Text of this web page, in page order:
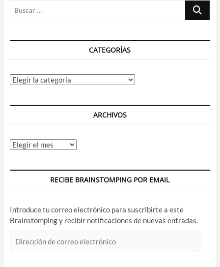
Buscar
CATEGORÍAS
Categorías
ARCHIVOS
Archivos
RECIBE BRAINSTOMPING POR EMAIL
Introduce tu correo electrónico para suscribirte a este
Brainstomping y recibir notificaciones de nuevas entradas.
de